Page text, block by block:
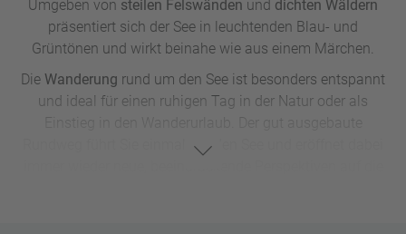
Umgeben von steilen Felswänden und dichten Wäldern
präsentiert sich der See in leuchtenden Blau- und
Grüntönen und wirkt beinahe wie aus einem Märchen.
Die Wanderung rund um den See ist besonders entspannt
und ideal für einen ruhigen Tag in der Natur oder als
Rundweg führt Sie einmal um den See und eröffnet dabei